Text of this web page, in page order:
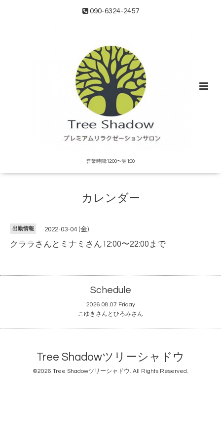
090-6324-2457
営業時間:12:00〜翌1:00
カレンダー
出勤情報 2022-03-04 (金)
クララさんとミナミさん12:00〜22:00まで
Schedule
2026.08.07 Friday
こゆきさんとひろみさん
Tree Shadowツリーシャドウ
©2026 Tree Shadowツリーシャドウ. All Rights Reserved.